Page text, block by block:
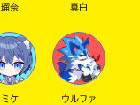
瑠奈 真白
ミケ ウルファ